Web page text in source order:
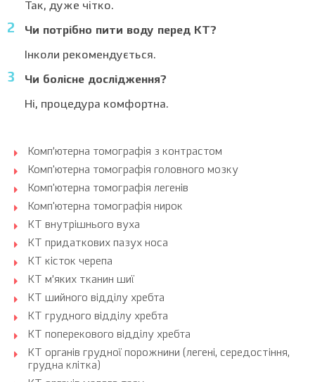
Так, дуже чітко.
Чи потрібно пити воду перед КТ?
Інколи рекомендується.
Чи болісне дослідження?
Ні, процедура комфортна.
Комп’ютерна томографія з контрастом
Комп'ютерна томографія головного мозку
Комп'ютерна томографія легенів
Комп'ютерна томографія нирок
КТ внутрішнього вуха
КТ придаткових пазух носа
КТ кісток черепа
КТ м’яких тканин шиї
КТ шийного відділу хребта
КТ грудного відділу хребта
КТ поперекового відділу хребта
КТ органів грудної порожнини (легені, середостіння,
грудна клітка)